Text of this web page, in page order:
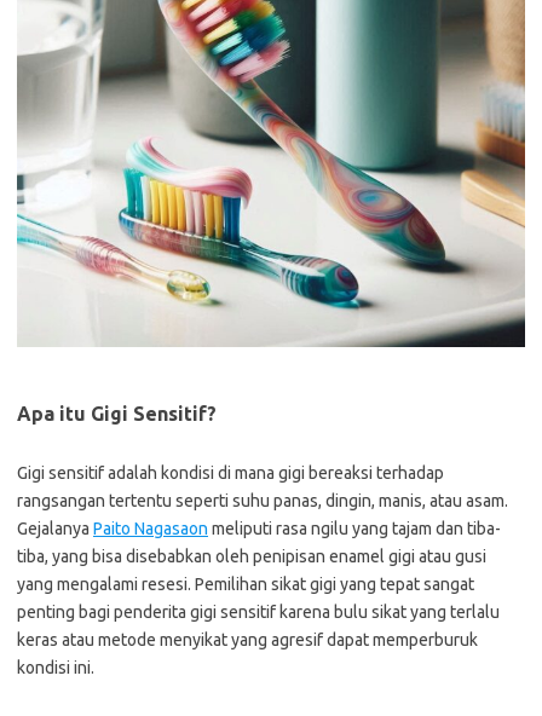
Apa itu Gigi Sensitif?
Gigi sensitif adalah kondisi di mana gigi bereaksi terhadap
rangsangan tertentu seperti suhu panas, dingin, manis, atau asam.
Gejalanya Paito Nagasaon meliputi rasa ngilu yang tajam dan tiba-
tiba, yang bisa disebabkan oleh penipisan enamel gigi atau gusi
yang mengalami resesi. Pemilihan sikat gigi yang tepat sangat
penting bagi penderita gigi sensitif karena bulu sikat yang terlalu
keras atau metode menyikat yang agresif dapat memperburuk
kondisi ini.